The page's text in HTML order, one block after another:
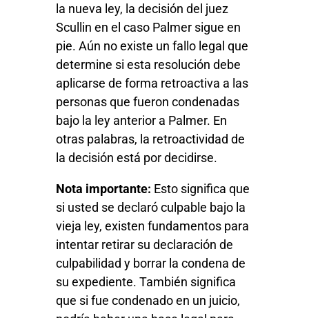
la nueva ley, la decisión del juez
Scullin en el caso Palmer sigue en
pie. Aún no existe un fallo legal que
determine si esta resolución debe
aplicarse de forma retroactiva a las
personas que fueron condenadas
bajo la ley anterior a Palmer. En
otras palabras, la retroactividad de
la decisión está por decidirse.
Nota importante: Esto significa que
si usted se declaró culpable bajo la
vieja ley, existen fundamentos para
intentar retirar su declaración de
culpabilidad y borrar la condena de
su expediente. También significa
que si fue condenado en un juicio,